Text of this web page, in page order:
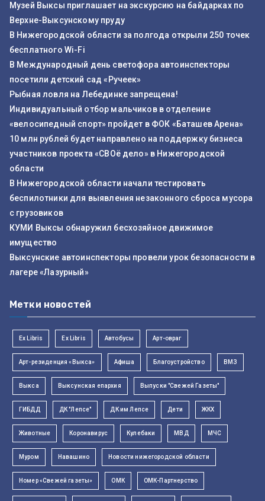
Музей Выксы приглашает на экскурсию на байдарках по
Верхне-Выксунскому пруду
В Нижегородской области за полгода открыли 250 точек
бесплатного Wi-Fi
В Международный день светофора автоинспекторы
посетили детский сад «Ручеек»
Рыбная ловля на Лебединке запрещена!
Индивидуальный отбор мальчиков в отделение
«велосипедный спорт» пройдет в ФОК «Баташев Арена»
10 млн рублей будет направлено на поддержку бизнеса
участников проекта «СВОё дело» в Нижегородской
области
В Нижегородской области начали тестировать
беспилотники для выявления незаконного сброса мусора
с грузовиков
КУМИ Выксы обнаружил бесхозяйное движимое
имущество
Выксунские автоинспекторы провели урок безопасности в
лагере «Лазурный»
Метки новостей
Ex Libris Ex Libris Автобусы Арт-овраг
Арт-резиденция «Выкса» Афиша Благоустройство ВМЗ
Выкса Выксунская епархия Выпуски "Свежей Газеты"
ГИБДД ДК "Лепсе" ДК им Лепсе Дети ЖКХ
Животные Коронавирус Кулебаки МВД МЧС
Муром Навашино Новости нижегородской области
Номер «Свежей газеты» ОМК ОМК-Партнерство